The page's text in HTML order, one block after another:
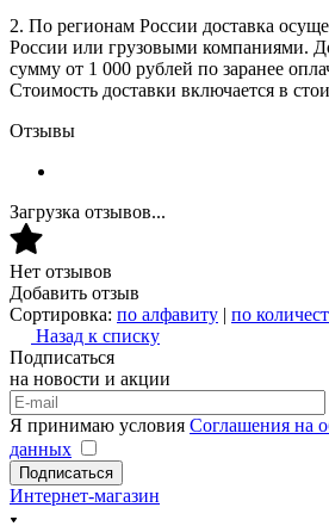
2. По регионам России доставка
России или грузовыми компаниями.
сумму от 1 000 рублей по заранее
Стоимость доставки включается в
Отзывы
Загрузка отзывов...
Нет отзывов
Добавить отзыв
Сортировка: по алфавиту | по
Назад к списку
Подписаться
на новости и акции
Я принимаю условия Соглашения на
данных
Подписаться
Интернет-магазин